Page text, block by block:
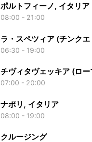
ポルトフィーノ, イタリア
08:00 - 21:00
ラ・スペツィア (チンク
06:30 - 19:00
チヴィタヴェッキア (ロ
07:00 - 20:00
ナポリ, イタリア
08:00 - 19:00
クルージング